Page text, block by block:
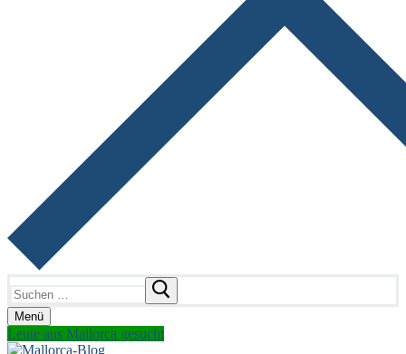
nach:
Menü
Leute aus Mallorca gesucht